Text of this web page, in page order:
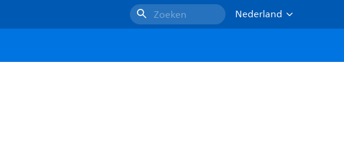
Zoeken
Nederland